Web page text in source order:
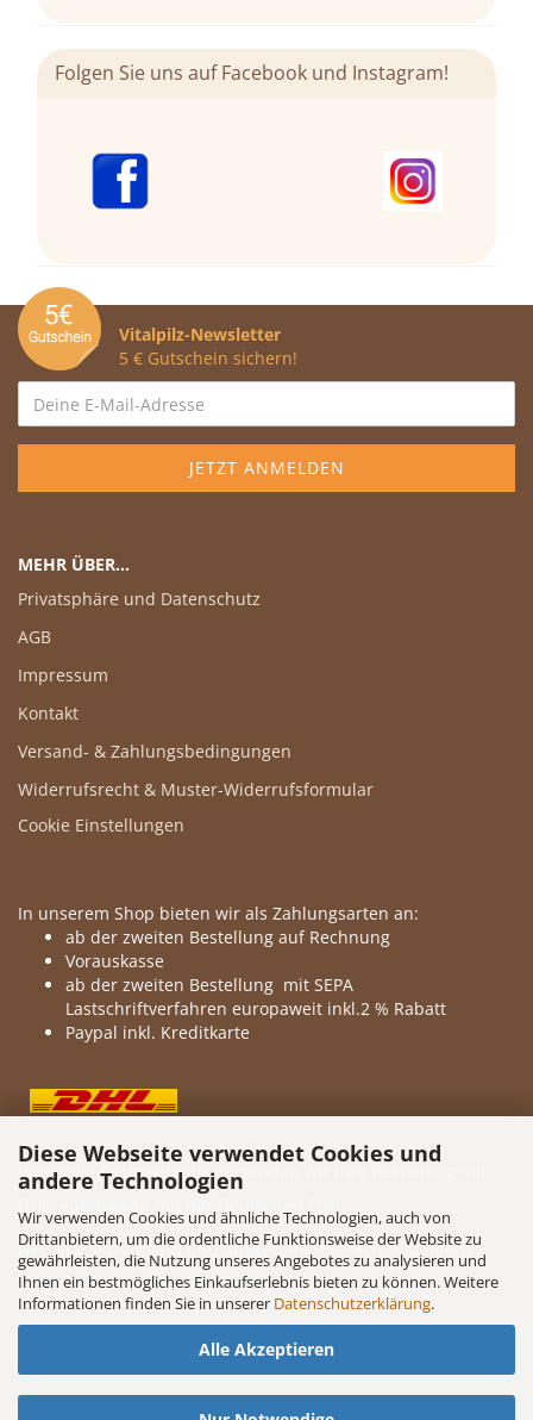
Diese Webseite verwendet Cookies und
andere Technologien
Wir verwenden Cookies und ähnliche Technologien, auch von
Drittanbietern, um die ordentliche Funktionsweise der Website zu
gewährleisten, die Nutzung unseres Angebotes zu analysieren und
Ihnen ein bestmögliches Einkaufserlebnis bieten zu können. Weitere
Informationen finden Sie in unserer Datenschutzerklärung.
Alle Akzeptieren
Folgen Sie uns auf Facebook und Instagram!
Vitalpilz-Newsletter
5 € Gutschein sichern!
MEHR ÜBER...
Privatsphäre und Datenschutz
AGB
Impressum
Kontakt
Versand- & Zahlungsbedingungen
Widerrufsrecht & Muster-Widerrufsformular
Cookie Einstellungen
In unserem Shop bieten wir als Zahlungsarten an:
ab der zweiten Bestellung auf Rechnung
Vorauskasse
ab der zweiten Bestellung mit SEPA
Lastschriftverfahren europaweit inkl.2 % Rabatt
Paypal inkl. Kreditkarte
Innerhalb Deutschlands versenden wir Ihre Bestellung mit
Neu: in Deutschland und ausgewählten Nachbarländern
bieten wir jetzt auch DHL Express an.